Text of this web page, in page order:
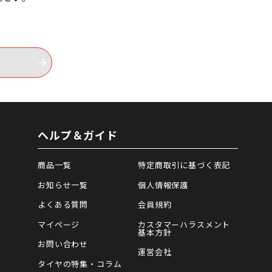
ヘルプ＆ガイド
商品一覧
お知らせ一覧
よくある質問
マイページ
お問い合わせ
タイヤの特集・コラム
特定商取引に基づく表記
個人情報保護
会員規約
カスタマーハラスメント
基本方針
運営会社